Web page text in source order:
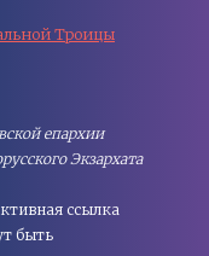
Троицы
епархии
Экзархата
cсылка
быть